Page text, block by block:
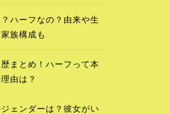
ハーフなの？由来や生
族構成も
まとめ！ハーフって本
由は？
ェンダーは？彼女がい